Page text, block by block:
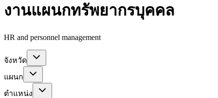
งานแผนกทรัพยากรบุคคล
HR and personnel management
จังหวัด
แผนก
ตำแหน่ง